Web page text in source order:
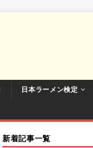
日本ラーメン検定
新着記事一覧